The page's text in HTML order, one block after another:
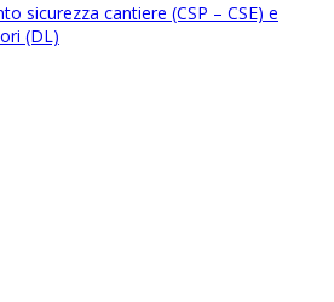
sicurezza cantiere (CSP – CSE) e
(DL)